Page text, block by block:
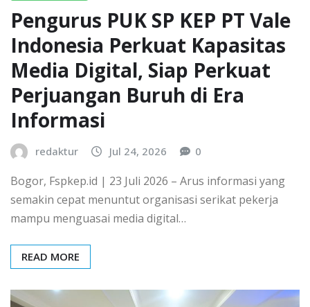
Pengurus PUK SP KEP PT Vale
Indonesia Perkuat Kapasitas
Media Digital, Siap Perkuat
Perjuangan Buruh di Era
Informasi
redaktur Jul 24, 2026 0
Bogor, Fspkep.id | 23 Juli 2026 – Arus informasi yang
semakin cepat menuntut organisasi serikat pekerja
mampu menguasai media digital…
READ MORE